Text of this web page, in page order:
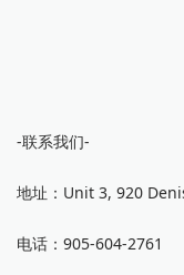
-联系我们-
地址：Unit 3, 920
电话：905-604-2761